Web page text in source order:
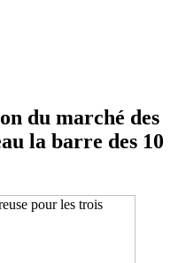
du marché des
la barre des 10